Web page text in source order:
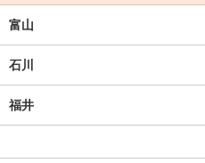
富山
石川
福井